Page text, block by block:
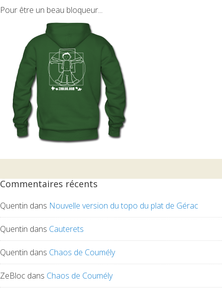
Pour être un beau bloqueur...
Commentaires récents
Quentin dans Nouvelle version du topo du plat de Gérac
Quentin dans Cauterets
Quentin dans Chaos de Coumély
ZeBloc dans Chaos de Coumély